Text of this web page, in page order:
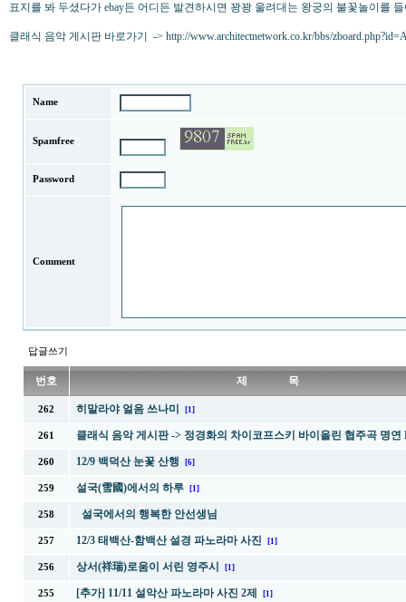
표지를 봐 두셨다가 ebay든 어디든 발견하시면 꽝꽝 울려대는 왕궁의 불꽃놀이를
클래식 음악 게시판 바로가기 -> http://www.architectnetwork.co.kr/bbs/
Name
Spamfree
Password
Comment
답글쓰기
번호 제 목
262 히말라야 얼음 쓰나미 [1]
261 클래식 음악 게시판 -> 정경화의 차이코프스키 바이올린 협주곡 명연
260 12/9 백덕산 눈꽃 산행 [6]
259 설국(雪國)에서의 하루 [1]
258 설국에서의 행복한 안선생님
257 12/3 태백산-함백산 설경 파노라마 사진 [1]
256 상서(祥瑞)로움이 서린 영주시 [1]
255 [추가] 11/11 설악산 파노라마 사진 2제 [1]